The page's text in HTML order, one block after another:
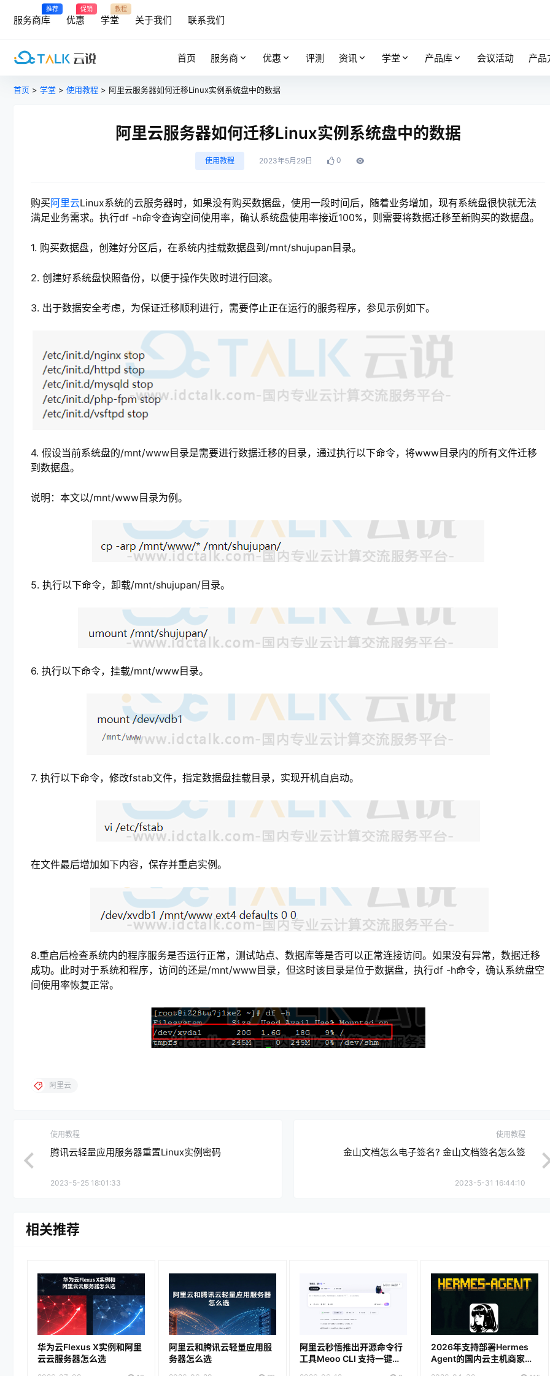
推荐
服务商库
促销
优惠
教程
学堂 关于我们 联系我们
首页 服务商 优惠 评测 资讯 学堂 产品库 会议活动 产品
首页 > 学堂 > 使用教程 > 阿里云服务器如何迁移Linux实例系统盘中的数据
阿里云服务器如何迁移Linux实例系统盘中的数据
使用教程 2023年5月29日 0
购买阿里云Linux系统的云服务器时，如果没有购买数据盘，使用一段时间后，随着业务增加，现有系统盘很快就无法
满足业务需求。执行df -h命令查询空间使用率，确认系统盘使用率接近100%，则需要将数据迁移至新购买的数据盘。
1. 购买数据盘，创建好分区后，在系统内挂载数据盘到/mnt/shujupan目录。
2. 创建好系统盘快照备份，以便于操作失败时进行回滚。
3. 出于数据安全考虑，为保证迁移顺利进行，需要停止正在运行的服务程序，参见示例如下。
4. 假设当前系统盘的/mnt/www目录是需要进行数据迁移的目录，通过执行以下命令，将www目录内的所有文件迁移
到数据盘。
说明：本文以/mnt/www目录为例。
5. 执行以下命令，卸载/mnt/shujupan/目录。
6. 执行以下命令，挂载/mnt/www目录。
7. 执行以下命令，修改fstab文件，指定数据盘挂载目录，实现开机自启动。
在文件最后增加如下内容，保存并重启实例。
8.重启后检查系统内的程序服务是否运行正常，测试站点、数据库等是否可以正常连接访问。如果没有异常，数据迁移
成功。此时对于系统和程序，访问的还是/mnt/www目录，但这时该目录是位于数据盘，执行df -h命令，确认系统盘空
间使用率恢复正常。
阿里云
使用教程
腾讯云轻量应用服务器重置Linux实例密码
2023-5-25 18:01:33
使用教程
金山文档怎么电子签名? 金山文档签名怎么签
2023-5-31 16:44:10
相关推荐
华为云Flexus X实例和阿里
云云服务器怎么选
阿里云和腾讯云轻量应用服
务器怎么选
阿里云秒悟推出开源命令行
工具Meoo CLI 支持一键部
2026年支持部署Hermes
Agent的国内云主机商家推